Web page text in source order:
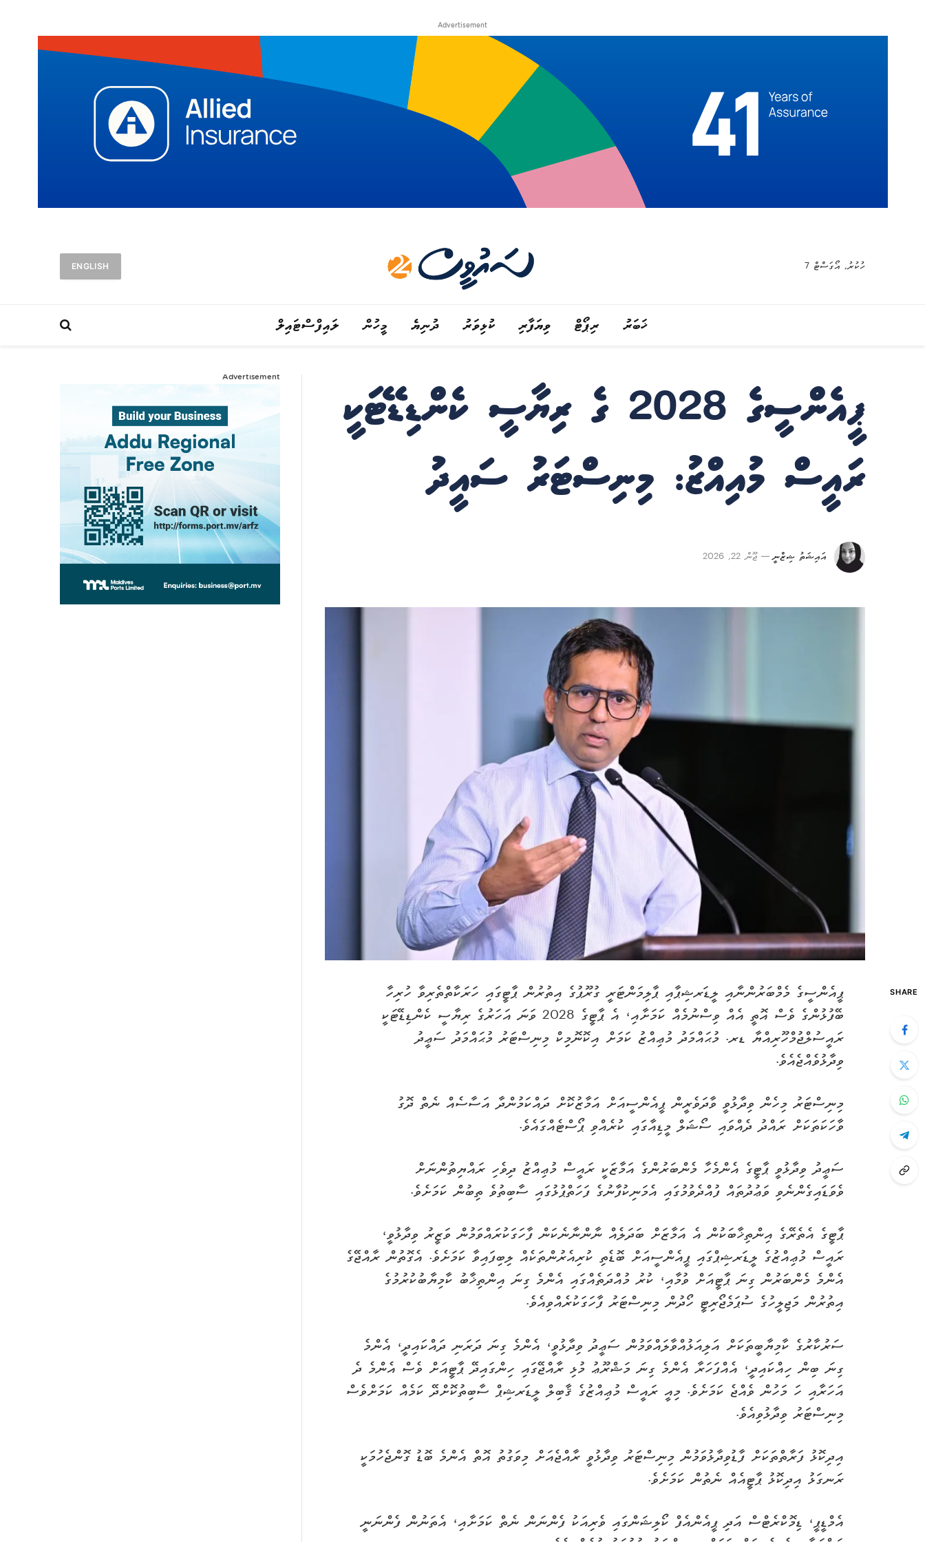
Advertisement
ހުކުރު, އޯގަސްޓް 7 ENGLISH
ޚަބަރު ރިޕޯޓް ވިޔަފާރި ކުޅިވަރު ދުނިޔެ މީހުން ލައިފްސްޓައިލް
ޕީއެންސީގެ 2028 ގެ ރިޔާސީ ކެންޑިޑޭޓަކީ
ރައީސް މުއިއްޒު: މިނިސްޓަރު ސައީދު
އައިޝަތު ޝިޒްނީ ޖޫން 22, 2026
SHARE
ޕީއެންސީގެ މެމްބަރުންނާއި ލީޑަރޝިޕާއި ޕާލިމަންޓަރީ ގުރޫޕުގެ އިތުރުން ޕާޓީގައި ހަރަކާތްތެރިވާ ހުރިހާ
ބޭފުޅުންގެ ވެސް އޮތީ އެއް ވިސްނުމެއް ކަމަށާއި، އެ ޕާޓީގެ 2028 ވަނަ އަހަރުގެ ރިޔާސީ ކެންޑިޑޭޓަކީ
ރައީސުލްޖުމްހޫރިއްޔާ ޑރ. މުޙައްމަދު މުޢިއްޒު ކަމަށް އިކޮނޮމިިކް މިނިސްޓަރު މުޙައްމަދު ސަޢީދު
ވިދާޅުވެއްޖެއެވެ.
މިނިސްޓަރު މިހެން ވިދާޅުވީ ވާދަވެރީން ޕީއެންސީއަށް އަމާޒުކޮށް ދައްކަމުންދާ އަސާސެއް ނެތް ދޮގު
ވާހަކަތަކަށް ރައްދު ދެއްވައި ސޯޝަލް މީޑިއާގައި ކުރެއްވި ޕޯސްޓެއްގައެވެ.
ސަޢީދު ވިދާޅުވީ ޕާޓީގެ އެންމެހާ މެންބަރުންގެ އަމާޒަކީ ރައީސް މުޢިއްޒު ދިވެހި ރައްޔިތުންނަށް
ވެވަޑައިގެންނެވި ވަޢުދުތައް ފުއްދެވުމުގައި އެމަނިކުފާނުގެ ފަހަތްޕުޅުގައި ސާބިތުވެ ތިބުން ކަމަށެވެ.
ޕާޓީގެ އެތެރޭގެ އިންތިޚާބަކުން އެ އަމާޒަށް ބަދަލެއް ނާންނާނެކަން ފާހަގަކުރައްވަމުން ވަޒީރު ވިދާޅުވީ،
ރައީސް މުޢިއްޒުގެ ލީޑަރޝިޕްގައި ޕީއެންސީއަށް ބޮޑެތި ކުރިއެރުންތަކެއް ލިބިފައިވާ ކަމަށެވެ. އެގޮތުން ރާއްޖޭގެ
އެންމެ މެންބަރުން ގިނަ ޕާޓީއަށް ވުމާއި، ކުރު މުއްދަތެއްގައި އެންމެ ގިނަ އިންތިޚާބު ކާމިޔާބުކުރުމުގެ
އިތުރުން މަޖިލީހުގެ ސުޕަމެޖޯރިޓީ ހޯދުން މިނިސްޓަރު ފާހަގަކުރެއްވިއެވެ.
ސަރުކާރުގެ ކާމިޔާބީތަކަށް އަލިއަޅުއްވާލައްވަމުން ސަޢީދު ވިދާޅުވީ، އެންމެ ގިނަ ދަރަނި ދައްކައިދީ، އެންމެ
ގިނަ ބިން ހިއްކައިދީ، އެއްފަހަރާ އެންމެ ގިނަ މަޝްރޫޢު މުޅި ރާއްޖޭގައި ހިންގައިދޭ ޕާޓީއަށް ވެސް އެންމެ ދެ
އަހަރާއި ހަ މަހުން ވެއްޖެ ކަމަށެވެ. މިއީ ރައީސް މުޢިއްޒުގެ ޤާބިލް ލީޑަރޝިޕް ސާބިތުކޮށްދޭ ކަމެއް ކަމަށްވެސް
މިނިސްޓަރު ވިދާޅުވިއެވެ.
އިދިކޮޅު ފަރާތްތަކަށް ފާޑުވިދާޅުވަމުން މިނިސްޓަރު ވިދާޅުވީ ރާއްޖެއަށް މިވަގުތު އޮތް އެންމެ ބޮޑު ގޮންޖެހުމަކީ
ރަނގަޅު އިދިކޮޅު ޕާޓީއެއް ނެތުން ކަމަށެވެ.
އެމްޑީޕީ، ޑިމޮކްރެޓްސް އަދި ޕީއެންއެފް ކޯލިޝަންގައި ވެރިއަކު ފެންނަން ނެތް ކަމަށާއި، އެތަނުން ފެންނަނީ
Advertisement